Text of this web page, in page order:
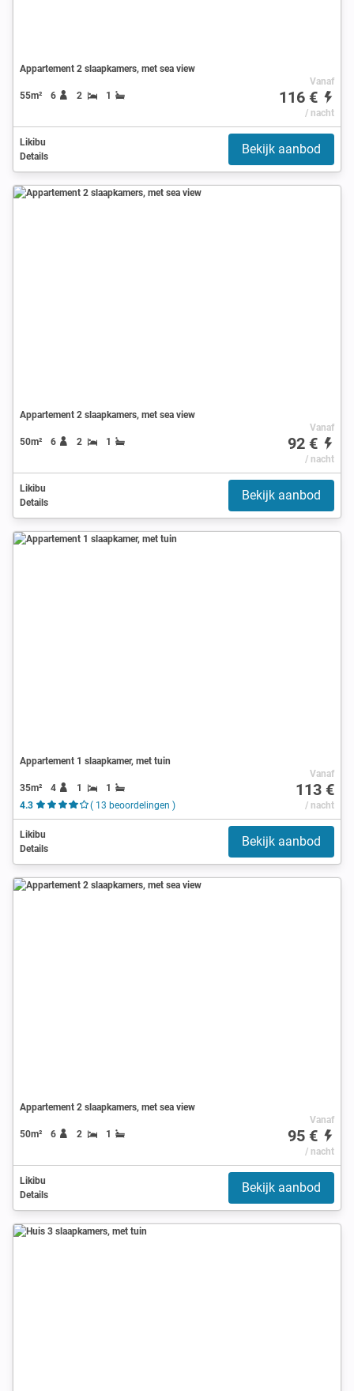
Appartement 2 slaapkamers, met sea view
55m² 6 2 1
Vanaf
116 €
/ nacht
Likibu
Details
Bekijk aanbod
Appartement 2 slaapkamers, met sea view
50m² 6 2 1
Vanaf
92 €
/ nacht
Likibu
Details
Bekijk aanbod
Appartement 1 slaapkamer, met tuin
35m² 4 1
1
4.3
( 13 beoordelingen )
Vanaf
113 €
/ nacht
Likibu
Details
Bekijk aanbod
Appartement 2 slaapkamers, met sea view
50m² 6 2 1
Vanaf
95 €
/ nacht
Likibu
Details
Bekijk aanbod